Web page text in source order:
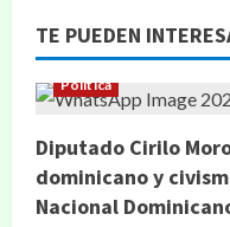
TE PUEDEN
Política
Diputado Cirilo
dominicano y
Nacional